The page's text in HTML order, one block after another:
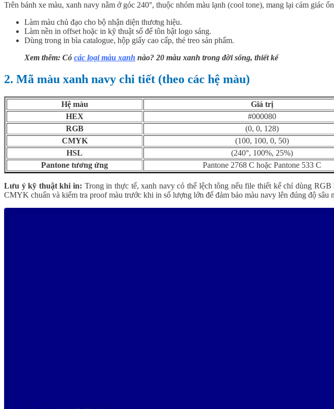
Trên bánh xe màu, xanh navy nằm ở góc 240°, thuộc nhóm màu lạnh (cool tone), mang lại cảm giác
Làm màu chủ đạo cho bộ nhận diện thương hiệu.
Làm nền in offset hoặc in kỹ thuật số để tôn bật logo sáng.
Dùng trong in bìa catalogue, hộp giấy cao cấp, thẻ treo sản phẩm.
Xem thêm: Có các loại màu xanh nào? 20 màu xanh trong đời sống, thiết kế
2. Mã màu xanh navy chi tiết (theo các hệ màu)
Hệ màu Giá trị
HEX
#000080
RGB
(0, 0, 128)
CMYK
(100, 100, 0, 50)
HSL
(240°, 100%, 25%)
Pantone tương ứng
Pantone 2768 C hoặc Pantone 533 C
Lưu ý kỹ thuật khi in: Trong in thực tế, xanh navy có thể lệch tông nếu file thiết kế chỉ dùng
CMYK chuẩn và kiểm tra proof màu trước khi in số lượng lớn để đảm bảo màu navy lên đúng độ sâu